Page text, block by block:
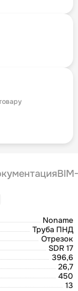
Noname
Труба ПНД
Отрезок
SDR 17
396,6
26,7
450
13